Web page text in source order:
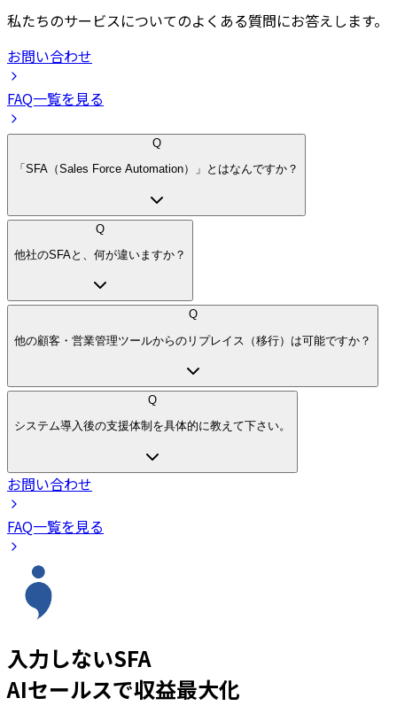
私たちのサービスについてのよくある質問にお答えします。
お問い合わせ
FAQ一覧を見る
Q
「SFA（Sales Force Automation）」とはなんですか？
Q
他社のSFAと、何が違いますか？
Q
他の顧客・営業管理ツールからのリプレイス（移行）は可能ですか？
Q
システム導入後の支援体制を具体的に教えて下さい。
お問い合わせ
FAQ一覧を見る
入力しないSFA
AIセールスで収益最大化